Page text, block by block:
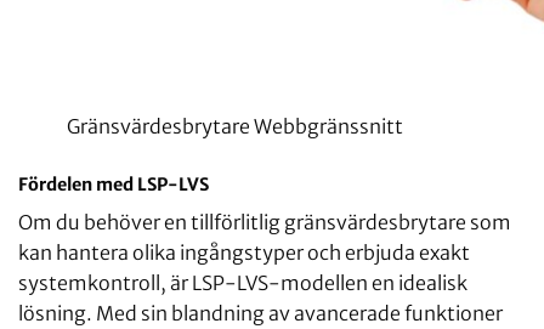
Gränsvärdesbrytare Webbgränssnitt
Fördelen med LSP-LVS
Om du behöver en tillförlitlig gränsvärdesbrytare som
kan hantera olika ingångstyper och erbjuda exakt
systemkontroll, är LSP-LVS-modellen en idealisk
lösning. Med sin blandning av avancerade funktioner